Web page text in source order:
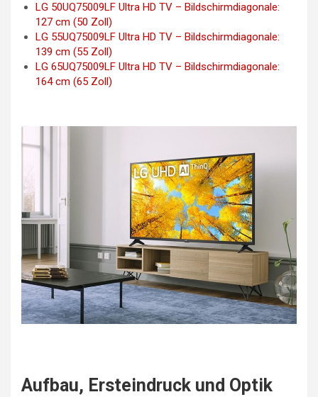
LG 50UQ75009LF Ultra HD TV – Bildschirmdiagonale:
127 cm (50 Zoll)
LG 55UQ75009LF Ultra HD TV – Bildschirmdiagonale:
139 cm (55 Zoll)
LG 65UQ75009LF Ultra HD TV – Bildschirmdiagonale:
164 cm (65 Zoll)
Aufbau, Ersteindruck und Optik